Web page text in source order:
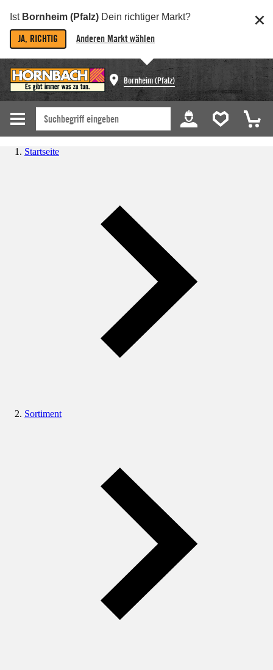
Ist Bornheim (Pfalz) Dein richtiger Markt?
JA, RICHTIG Anderen Markt wählen
Bornheim (Pfalz)
Startseite
Sortiment